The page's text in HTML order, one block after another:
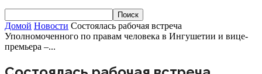
Домой Новости Состоялась рабочая встреча
Уполномоченного по правам человека в Ингушетии и вице-
премьера –...